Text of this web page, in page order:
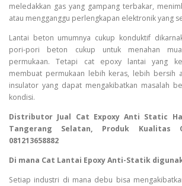
meledakkan gas yang gampang terbakar,
atau mengganggu perlengkapan elektronik yang
Lantai beton umumnya cukup konduktif
pori-pori beton cukup untuk menahan
permukaan. Tetapi cat epoxy lantai yang
membuat permukaan lebih keras, lebih bersih
insulator yang dapat mengakibatkan masalah
kondisi.
Distributor Jual Cat Expoxy Anti Static
Tangerang Selatan, Produk Kualitas
081213658882
Di mana Cat Lantai Epoxy Anti-Statik
Setiap industri di mana debu bisa